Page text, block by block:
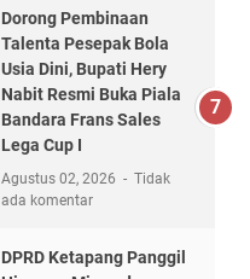
Dorong Pembinaan
Talenta Pesepak Bola
Usia Dini, Bupati Hery
Nabit Resmi Buka Piala
Bandara Frans Sales
Lega Cup I
Agustus 02, 2026
Tidak
ada komentar
DPRD Ketapang Panggil